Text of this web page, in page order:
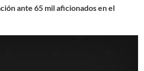
ante 65 mil aficionados en el